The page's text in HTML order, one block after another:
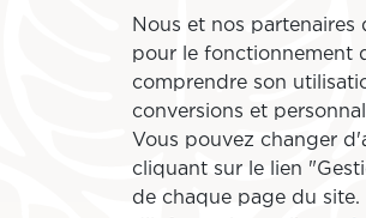
Nous et nos partenaires
pour le fonctionnement
comprendre son
conversions et
Vous pouvez changer
cliquant sur le lien
de chaque page du site.